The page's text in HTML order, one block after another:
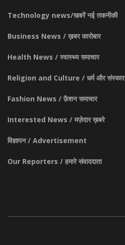
Technology news/खबरें नई तकनीकी
Business News / ख़बर कारोबार
Health News / स्वास्थ्य समाचार
Religion and Culture / धर्म और संस्कार
Fashion News / फ़ैशन समाचार
Interested News / मज़ेदार ख़बरे
विज्ञापन / Advertisement
Our Reporters / हमारे संवाददाता